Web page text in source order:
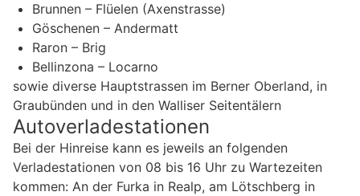
Brunnen – Flüelen (Axenstrasse)
Göschenen – Andermatt
Raron – Brig
Bellinzona – Locarno
sowie diverse Hauptstrassen im Berner Oberland, in
Graubünden und in den Walliser Seitentälern
Autoverladestationen
Bei der Hinreise kann es jeweils an folgenden
Verladestationen von 08 bis 16 Uhr zu Wartezeiten
kommen: An der Furka in Realp, am Lötschberg in